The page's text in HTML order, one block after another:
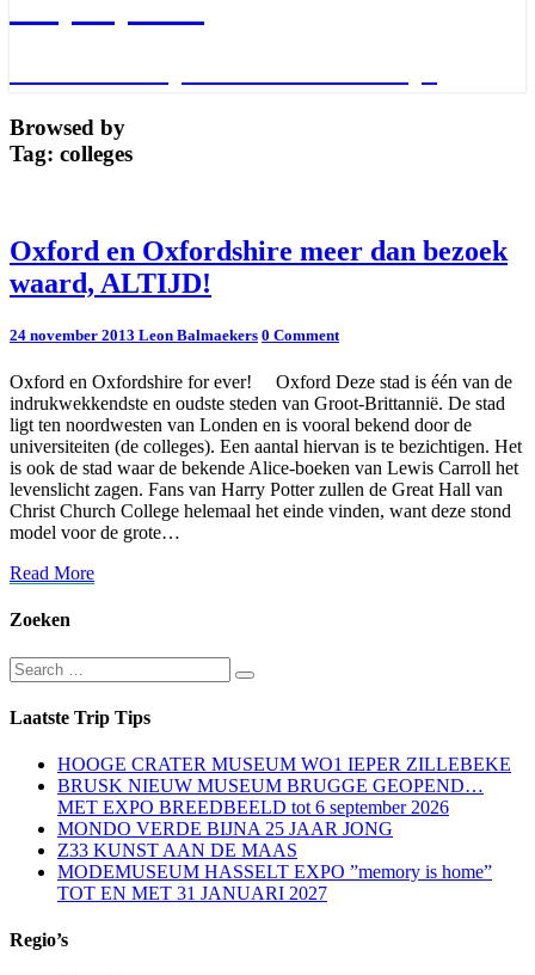
Browsed by
Tag: colleges
Oxford
en
Oxfordshire
dan
waard,
ALTIJD!
Oxford en Oxfordshire meer dan bezoek
waard, ALTIJD!
24 november 2013 Leon Balmaekers Comments
0 Comment
Oxford en Oxfordshire for ever! Oxford Deze stad is één van de
indrukwekkendste en oudste steden van Groot-Brittannië. De stad
ligt ten noordwesten van Londen en is vooral bekend door de
universiteiten (de colleges). Een aantal hiervan is te bezichtigen. Het
is ook de stad waar de bekende Alice-boeken van Lewis Carroll het
levenslicht zagen. Fans van Harry Potter zullen de Great Hall van
Christ Church College helemaal het einde vinden, want deze stond
model voor de grote…
Read MoreRead
Zoeken
Search
for:
Search
Laatste Trip Tips
HOOGE CRATER MUSEUM WO1 IEPER ZILLEBEKE
BRUSK NIEUW MUSEUM BRUGGE GEOPEND…
MET EXPO BREEDBEELD tot 6 september 2026
MONDO VERDE BIJNA 25 JAAR JONG
Z33 KUNST AAN DE MAAS
MODEMUSEUM HASSELT EXPO ”memory is home”
TOT EN MET 31 JANUARI 2027
Regio’s